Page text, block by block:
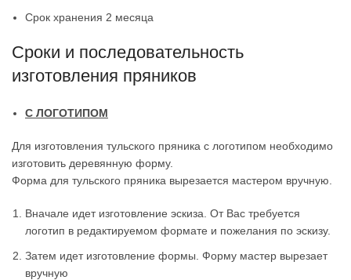
Срок хранения 2 месяца
Сроки и последовательность
изготовления пряников
С ЛОГОТИПОМ
Для изготовления тульского пряника с логотипом необходимо
изготовить деревянную форму.
Форма для тульского пряника вырезается мастером вручную.
Вначале идет изготовление эскиза. От Вас требуется
логотип в редактируемом формате и пожелания по эскизу.
Затем идет изготовление формы. Форму мастер вырезает
вручную